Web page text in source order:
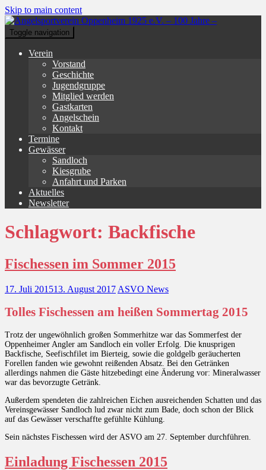
Skip to main content
Toggle navigation
Verein
Vorstand
Geschichte
Jugendgruppe
Mitglied werden
Gastkarten
Angelschein
Kontakt
Termine
Gewässer
Sandloch
Kiesgrube
Anfahrt und Parken
Aktuelles
Newsletter
Schlagwort: Backfische
Fischessen im Sommer 2015
17. Juli 201513. August 2017 ASVO News
Tolles Fischessen am heißen Sommertag 2015
Trotz der ungewöhnlich großen Sommerhitze war das Sommerfest der
Oppenheimer Angler am Sandloch ein voller Erfolg. Die knusprigen
Backfische, Seefischfilet im Bierteig, sowie die goldgelb geräucherten
Forellen fanden wie gewohnt reißenden Absatz. Bei den Getränken
allerdings nahmen die Gäste hitzebedingt eine Änderung vor: Mineralwasser
war das bevorzugte Getränk.
Außerdem spendeten die zahlreichen Eichen ausreichenden Schatten und das
Vereinsgewässer Sandloch lud zwar nicht zum Bade, doch schon der Blick
auf das Gewässer verschaffte gefühlte Kühlung.
Sein nächstes Fischessen wird der ASVO am 27. September durchführen.
Einladung Fischessen 2015